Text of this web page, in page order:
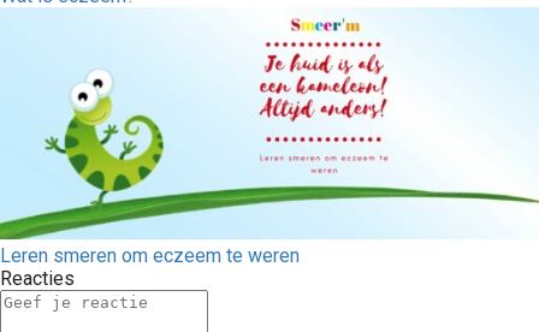
Leren smeren om eczeem te weren
Reacties